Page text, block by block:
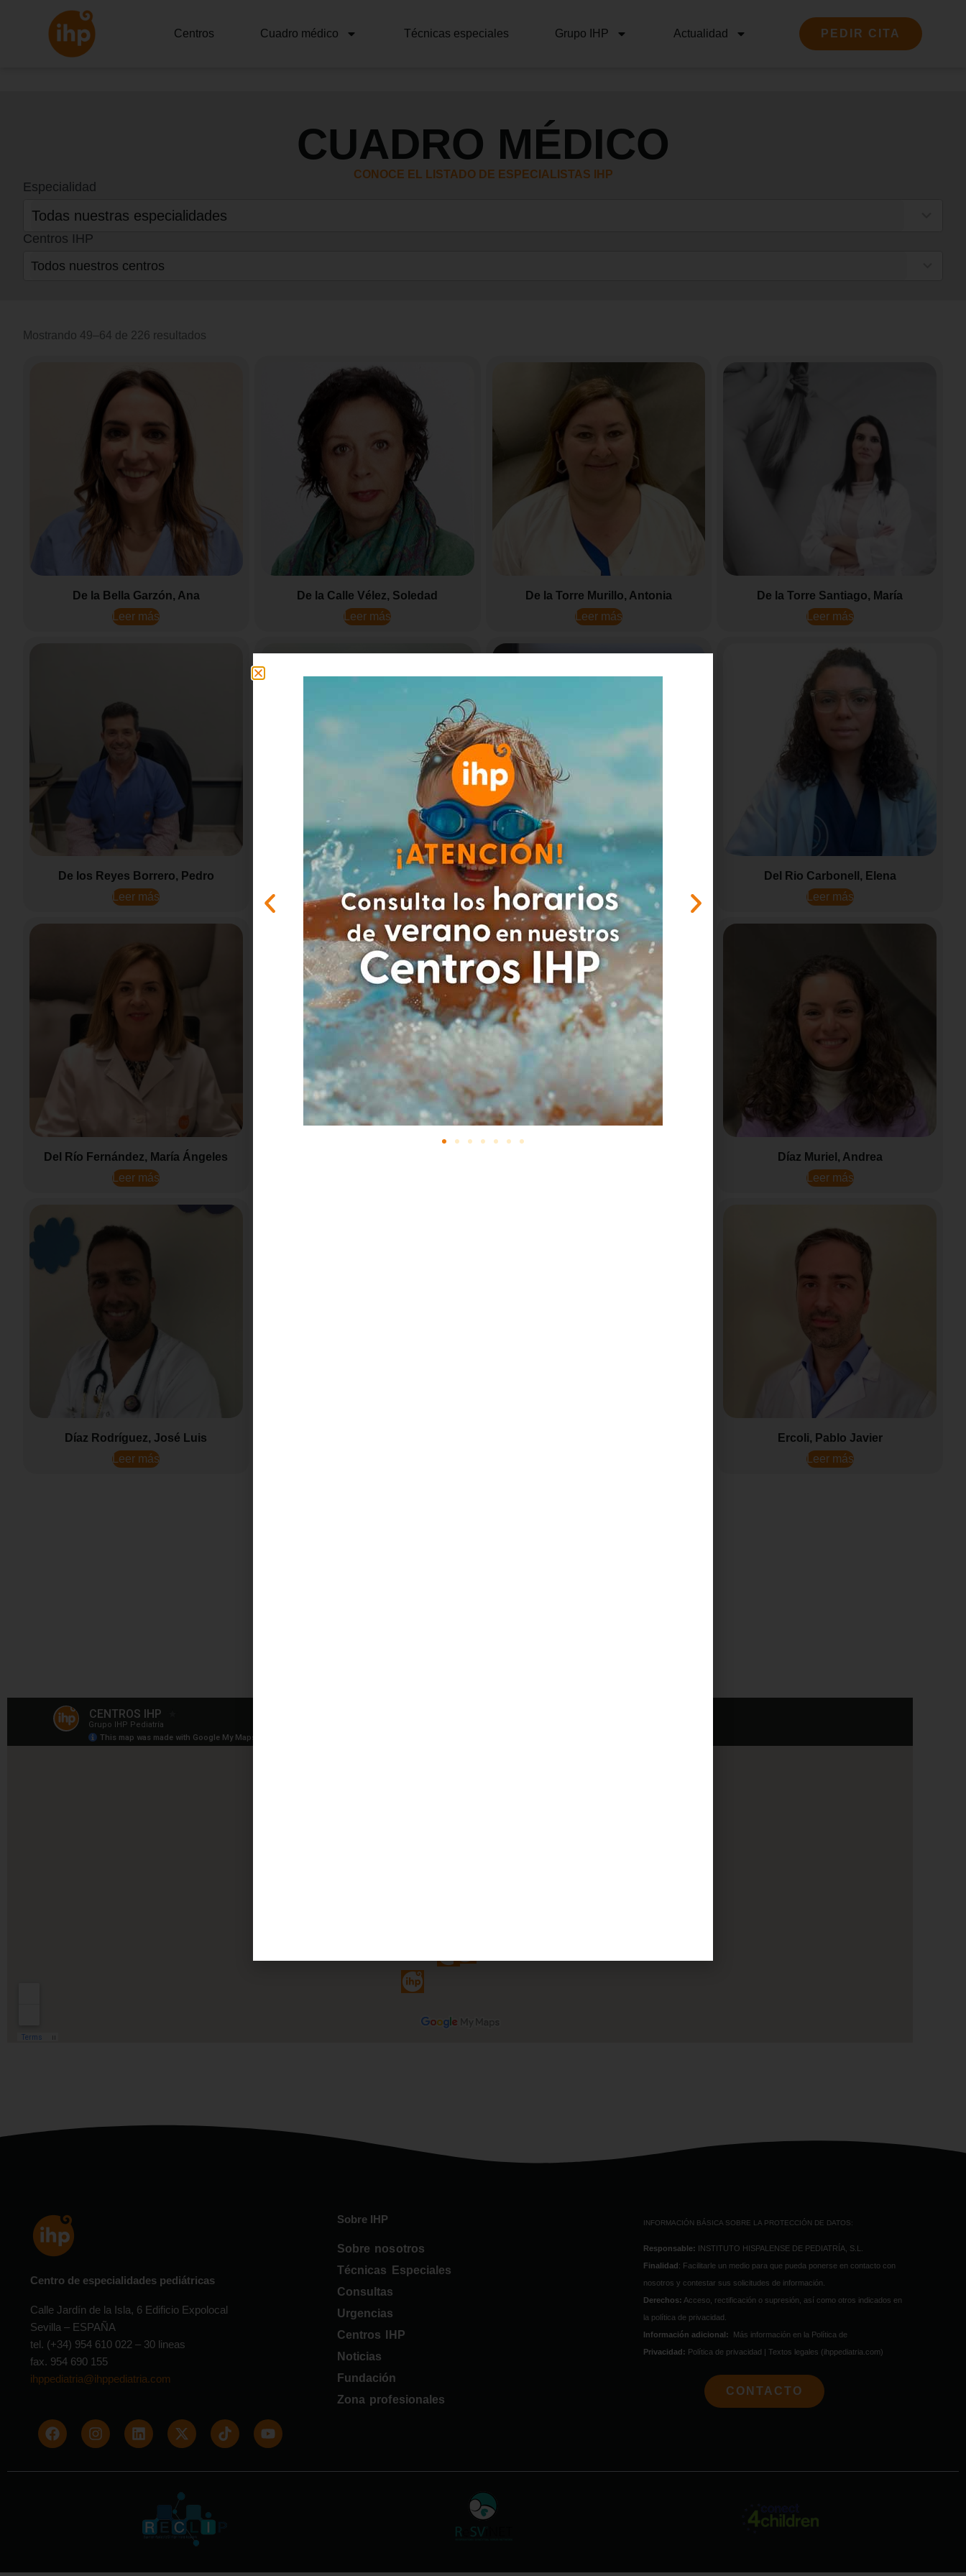
Centros Cuadro médico Técnicas especiales Grupo IHP Actualidad PEDIR CITA
CUADRO MÉDICO
CONOCE EL LISTADO DE ESPECIALISTAS IHP
Especialidad
30
available
Centros IHP
19
available
Mostrando 49–64 de 226 resultados
De la Bella Garzón, Ana
Leer más
De la Calle Vélez, Soledad
Leer más
De la Torre Murillo, Antonia
Leer más
De la Torre Santiago, María
Leer más
De los Reyes Borrero, Pedro
Leer más
De Pace, Francisco Pablo
Leer más
De Paz Báñez, Encarnación
Leer más
Del Rio Carbonell, Elena
Leer más
Del Río Fernández, María Ángeles
Leer más
Díaz Muriel, Andrea
Leer más
Díaz Rodríguez, José Luis
Leer más
Ercoli, Pablo Javier
Leer más
Centro de especialidades pediátricas
Calle Jardín de la Isla, 6 Edificio Expolocal
Sevilla – ESPAÑA
tel. (+34) 954 610 022 – 30 lineas
fax. 954 690 155
ihppediatria@ihppediatria.com
Sobre IHP
Sobre nosotros
Técnicas Especiales
Consultas
Urgencias
Centros IHP
Noticias
Fundación
Zona profesionales
INFORMACIÓN BÁSICA SOBRE LA PROTECCIÓN DE DATOS:
Responsable: INSTITUTO HISPALENSE DE PEDIATRÍA, S.L.
Finalidad: Facilitarle un medio para que pueda ponerse en contacto con
nosotros y contestar sus solicitudes de información.
Derechos: Acceso, rectificación o supresión, así como otros indicados en
la política de privacidad.
Información adicional:
Más información en la Política de
Privacidad: Política de privacidad | Textos legales (ihppediatria.com)
CONTACTO